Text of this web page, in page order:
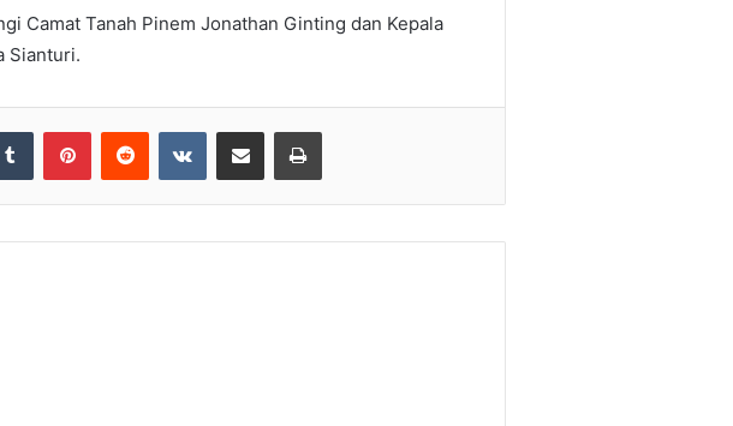
Camat Tanah Pinem Jonathan Ginting dan Kepala
Sianturi.